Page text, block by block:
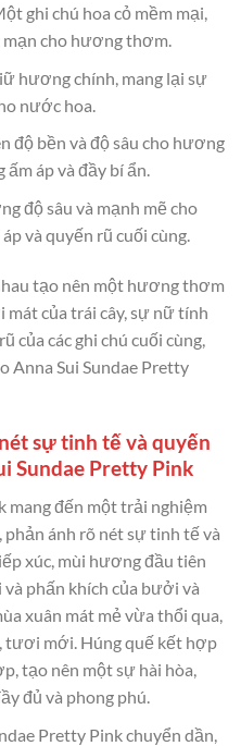
ghi chú hoa cỏ mềm mại,
mạn cho hương thơm.
hương chính, mang lại sự
nước hoa.
độ bền và độ sâu cho hương
áp và đầy bí ẩn.
độ sâu và mạnh mẽ cho
và quyến rũ cuối cùng.
tạo nên một hương thơm
của trái cây, sự nữ tính
của các ghi chú cuối cùng,
Anna Sui Sundae Pretty
sự tinh tế và quyến
Sundae Pretty Pink
mang đến một trải nghiệm
ánh rõ nét sự tinh tế và
xúc, mùi hương đầu tiên
phấn khích của bưởi và
xuân mát mẻ vừa thổi qua,
tươi mới. Húng quế kết hợp
tạo nên một sự hài hòa,
đủ và phong phú.
Pretty Pink chuyển dần,